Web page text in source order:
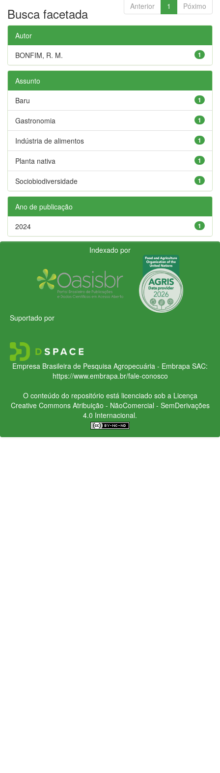
Anterior 1 Póximo
Busca facetada
Autor
1
BONFIM, R. M.
Assunto
1
Baru
1
Gastronomia
1
Indústria de alimentos
1
Planta nativa
1
Sociobiodiversidade
Ano de publicação
1
2024
Indexado por
Suportado por
Empresa Brasileira de Pesquisa Agropecuária - Embrapa SAC:
https://www.embrapa.br/fale-conosco
O conteúdo do repositório está licenciado sob a Licença
Creative CommonsAtribuição - NãoComercial - SemDerivações
4.0 Internacional.